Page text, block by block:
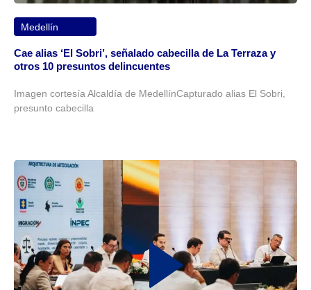
Medellín
Cae alias ‘El Sobri’, señalado cabecilla de La Terraza y
otros 10 presuntos delincuentes
Imagen cortesía Alcaldía de MedellínCapturado alias El Sobri,
presunto cabecilla